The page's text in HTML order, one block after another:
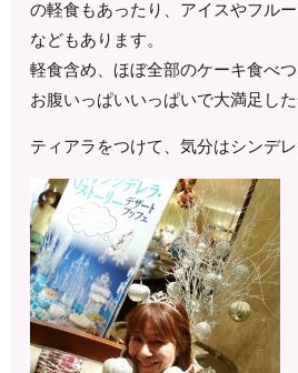
の軽食もあったり、アイスやフル
などもあります。
軽食含め、ほぼ全部のケーキ食べつ
お腹いっぱいいっぱいで大満足した
ティアラをつけて、気分はシンデ